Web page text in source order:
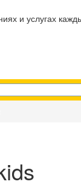
и услугах